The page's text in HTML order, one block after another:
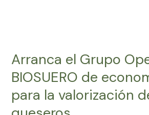
Arranca el Grupo
BIOSUERO de
para la valorización
Grupo
BIOSUERO
de
economía